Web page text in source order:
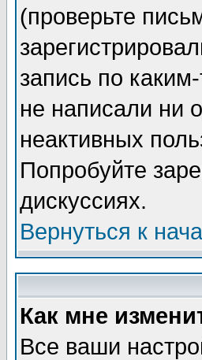
(проверьте
запись по
не написали ни
неактивных
Попробуйте
дискуссиях.
Вернуться к
Как мне
Все ваши